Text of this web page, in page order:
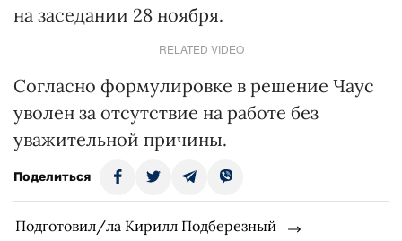
на заседании 28 ноября.
RELATED VIDEO
Согласно формулировке в решение Чаус
уволен за отсутствие на работе без
уважительной причины.
Поделиться
Подготовил/ла Кирилл Подберезный